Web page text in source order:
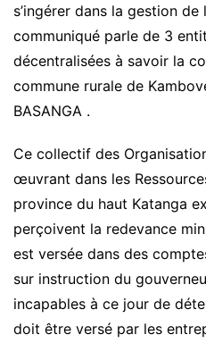
s’ingérer dans la gestion
communiqué parle de 3
décentralisées à savoir la
commune rurale de
BASANGA .
Ce collectif des
œuvrant dans les
province du haut Katanga
perçoivent la redevance
est versée dans des
sur instruction du
incapables à ce jour de
doit être versé par les